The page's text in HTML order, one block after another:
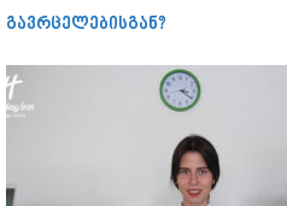
გავრცელებისგან?